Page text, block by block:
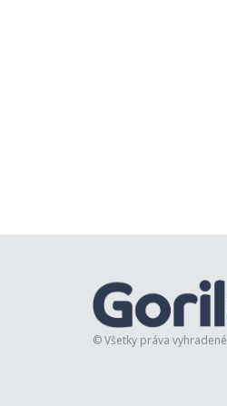
© Všetky práva vyhradené